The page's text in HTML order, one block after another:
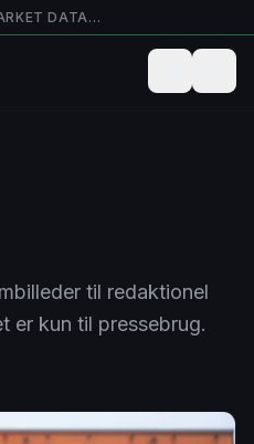
DATA…
til redaktionel
er kun til pressebrug.